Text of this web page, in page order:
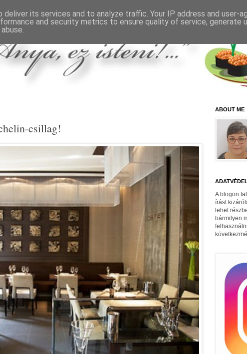
csillag!
ABOUT ME
A blogon
írást
lehet
bármilyen
its services and to analyze traffic. Your IP address and user-
and security metrics to ensure quality of service, generate